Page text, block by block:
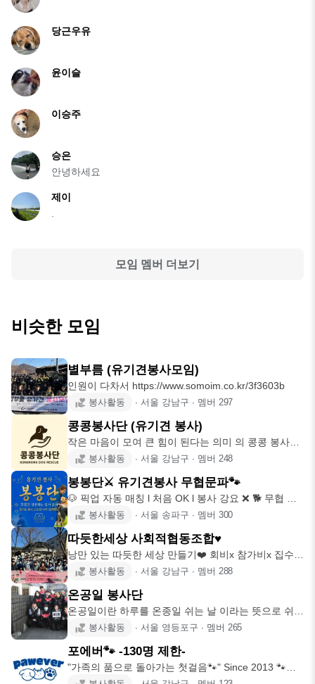
당근우유
윤이슬
이승주
승은
안녕하세요
제이
모임 멤버 더보기
비슷한 모임
별부름 (유기견봉사모임)
인원이 다차서 https://www.somoim.co.kr/3f3603b
봉사활동 ∙ 서울 강남구 ∙ 멤버 297
콩콩봉사단 (유기견 봉사)
작은 마음이 모여 큰 힘이 된다는 의미 의 콩콩 봉사단
입니다 💕 🐶🫶🏻
봉사활동 ∙ 서울 강남구 ∙ 멤버 248
봉봉단⚔️ 유기견봉사 무협문파🐾
🐶 픽업 자동 매칭 l 처음 OK l 봉사 강요 ❌ 🐕 무협 정
파의 의봉사활동 ∙ 서울 송파구 ∙ 멤버 300
따듯한세상 사회적협동조합♥
낭만 있는 따듯한 세상 만들기❤️ 회비x 참가비x 집수리
봉사 (함께
봉사활동 ∙ 서울 강남구 ∙ 멤버 288
온공일 봉사단
온공일이란 하루를 온종일 쉬는 날 이라는 뜻으로 쉬는
날에 봉사를 하는
봉사활동 ∙ 서울 영등포구 ∙ 멤버 265
포에버🐾 -130명 제한-
"가족의 품으로 돌아가는 첫걸음🐾" Since 2013 🐾포
에버의 자랑